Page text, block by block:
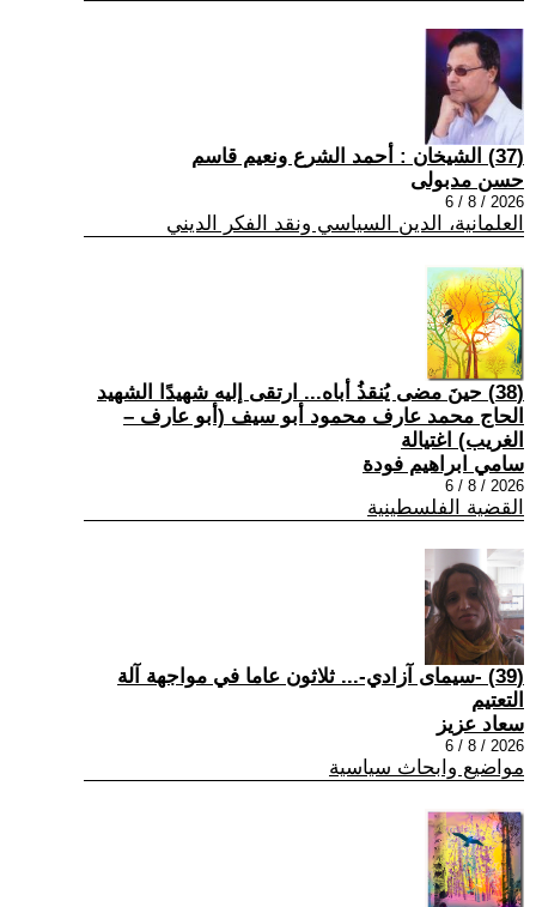
(37) الشيخان : أحمد الشرع ونعيم قاسم
حسن مدبولى
2026 / 8 / 6
العلمانية، الدين السياسي ونقد الفكر الديني
(38) حينَ مضى يُنقذُ أباه... ارتقى إليه شهيدًا الشهيد
الحاج محمد عارف محمود أبو سيف (أبو عارف –
الغريب) اغتيالة
سامي ابراهيم فودة
2026 / 8 / 6
القضية الفلسطينية
(39) -سيمای آزادي-... ثلاثون عاما في مواجهة آلة
التعتيم
سعاد عزيز
2026 / 8 / 6
مواضيع وابحاث سياسية